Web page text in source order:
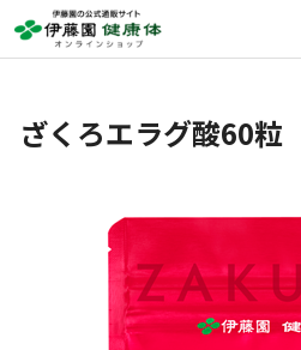
ざくろエラグ酸60粒